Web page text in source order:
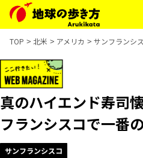
TOP 北米 アメリカ サンフランシ
真のハイエンド寿司
フランシスコで一番
サンフランシスコ